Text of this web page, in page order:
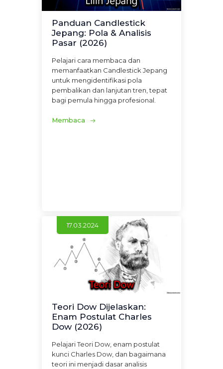
Panduan Candlestick
Jepang: Pola & Analisis
Pasar (2026)
Pelajari cara membaca dan
memanfaatkan Candlestick Jepang
untuk mengidentifikasi pola
pembalikan dan lanjutan tren, tepat
bagi pemula hingga profesional.
Membaca
17.03.2024
Teori Dow Dijelaskan:
Enam Postulat Charles
Dow (2026)
Pelajari Teori Dow, enam postulat
kunci Charles Dow, dan bagaimana
teori ini menjadi dasar analisis